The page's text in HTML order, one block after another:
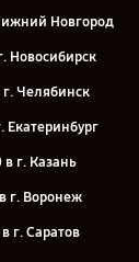
Новгород
Новосибирск
Челябинск
Екатеринбург
г. Казань
г. Воронеж
г. Саратов